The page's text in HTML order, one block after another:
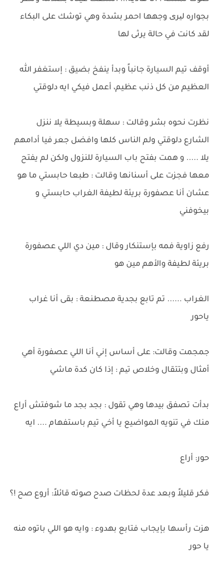
بجواره لیری وجهها احمر بشدة وهي توشك على البكاء
لقد كانت في حالة يرثى لها
أوقف تيم السيارة جانباً وبدأ ينفخ بضيق : إستغفر الله
العظيم من كل ذنب عظيم، أعمل فيكي ايه دلوقتي
نظرت نحوه بشر وقالت : سهلة وبسيطة يلا ننزل
الشارع دلوقتي ولم الناس كلها وافضل جعر فيا أدامهم
يلا ..... و همت بفتح باب السيارة للنزول ولكن لم يفتح
معها فجزت على أسنانها وقالت : طبعا حابستي ما هو
عشان أنا عصفورة بريئة لطيفة الغراب حابستي و
بيخوفني
رفع زاوية فمه بإستنكار وقال : مين دي اللي عصفورة
بريئة لطيفة والأهم مين هو
الغراب ...... تم تابع بجدية مصطنعة : بقى أنا غراب
ياحور
جمجمت وقالت: على أساس إني أنا اللي عصفورة أهي
أمثال وبتتقال وخلاص تیم : إذا كان كدة ماشي
بدأت تصفق بيدها وهي تقول : بجد بجد ما شوفتش أراع
منك في تنويه المواضيع يا أخي تيم باستفهام .... ايه
حور: أراع
فكر قليلاً وبعد عدة لحظات صدح صوته قائلاً: أروع صح !؟
هزت رأسها بإيجاب فتابع بهدوء : وايه هو اللي باتوه منه
يا حور